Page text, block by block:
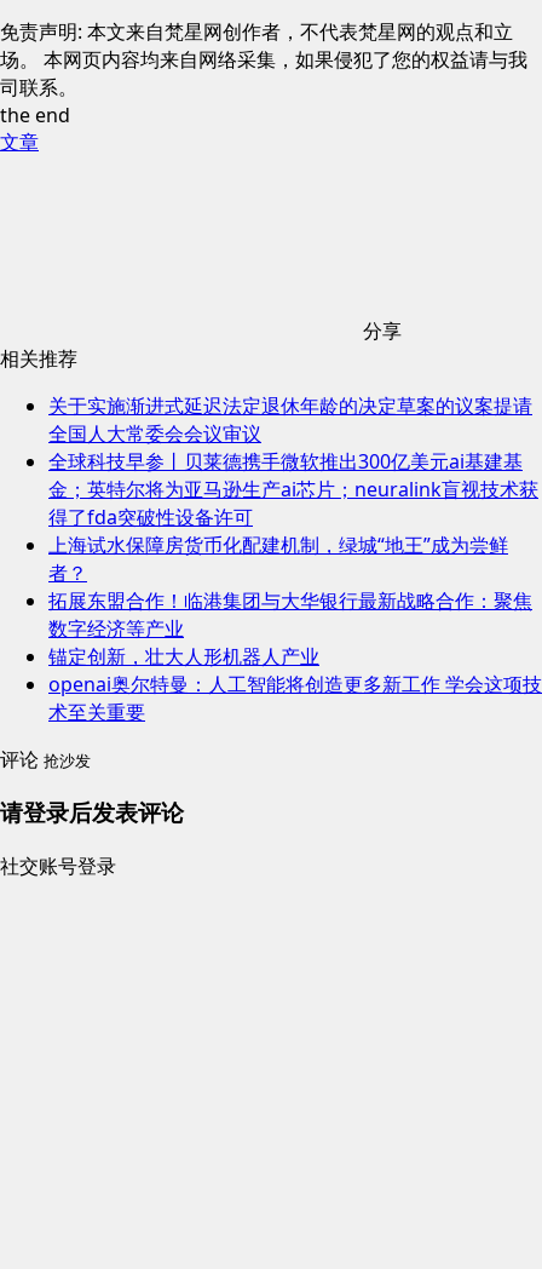
免责声明: 本文来自梵星网创作者，不代表梵星网的观点和立
场。 本网页内容均来自网络采集，如果侵犯了您的权益请与我
司联系。
the end
文章
分享
相关推荐
关于实施渐进式延迟法定退休年龄的决定草案的议案提请
全国人大常委会会议审议
全球科技早参丨贝莱德携手微软推出300亿美元ai基建基
金；英特尔将为亚马逊生产ai芯片；neuralink盲视技术获
得了fda突破性设备许可
上海试水保障房货币化配建机制，绿城“地王”成为尝鲜
者？
拓展东盟合作！临港集团与大华银行最新战略合作：聚焦
数字经济等产业
锚定创新，壮大人形机器人产业
openai奥尔特曼：人工智能将创造更多新工作 学会这项技
术至关重要
评论 抢沙发
请登录后发表评论
社交账号登录